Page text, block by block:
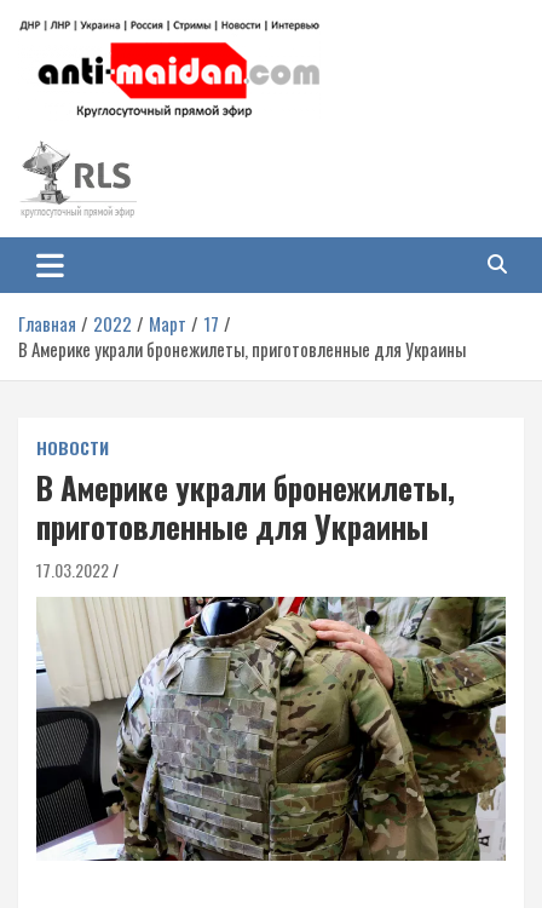
содержимому
Антимайдан: Гражданская война
на Украине
гражданской войне на Украине, включая события в Новороссии, ДНР,
ЛНР и других регионах.
Главная 2022 Март
17
В Америке украли бронежилеты, приготовленные для Украины
НОВОСТИ
В Америке украли бронежилеты,
приготовленные для Украины
17.03.2022